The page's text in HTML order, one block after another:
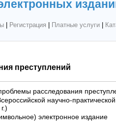
| Регистрация Платные услуги|
преступлений
расследования
научно-
электронное издание